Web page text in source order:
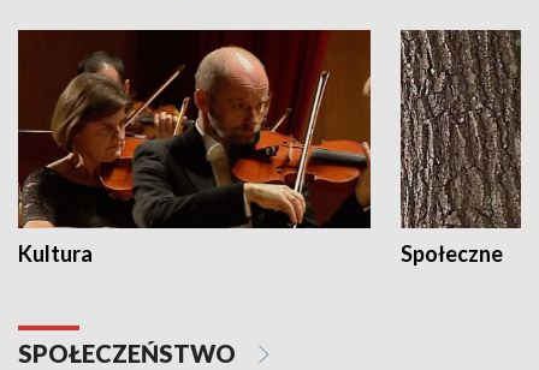
Kultura Społeczne
SPOŁECZEŃSTWO